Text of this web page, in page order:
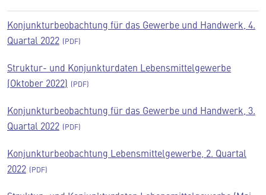
Konjunkturbeobachtung für das Gewerbe und Handwerk, 4.
Quartal 2022
Struktur- und Konjunkturdaten Lebensmittelgewerbe
(Oktober 2022)
Konjunkturbeobachtung für das Gewerbe und Handwerk, 3.
Quartal 2022
Konjunkturbeobachtung Lebensmittelgewerbe, 2. Quartal
2022